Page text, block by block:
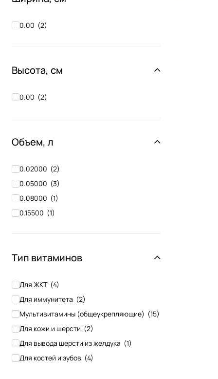
0.00 (2)
Высота, см
0.00 (2)
Объем, л
0.02000 (2)
0.05000 (3)
0.08000 (1)
0.15500 (1)
Тип витаминов
Для ЖКТ (4)
Для иммунитета (2)
Мультивитамины (общеукрепляющие) (15)
Для кожи и шерсти (2)
Для вывода шерсти из желдука (1)
Для костей и зубов (4)